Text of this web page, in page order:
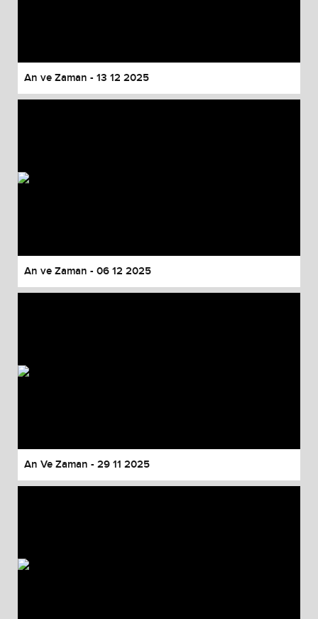
An ve Zaman - 13 12 2025
An ve Zaman - 06 12 2025
An Ve Zaman - 29 11 2025